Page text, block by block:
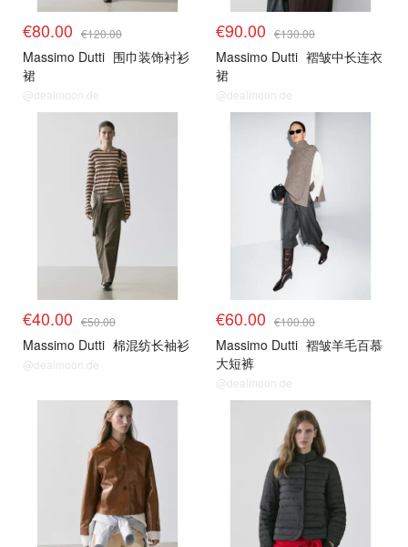
€80.00 €120.00
Massimo Dutti 围巾装饰衬衫
裙
@dealmoon.de
€90.00 €130.00
Massimo Dutti 褶皱中长连衣
裙
@dealmoon.de
€40.00 €50.00
Massimo Dutti 棉混纺长袖衫
@dealmoon.de
€60.00 €100.00
Massimo Dutti 褶皱羊毛百慕
大短裤
@dealmoon.de